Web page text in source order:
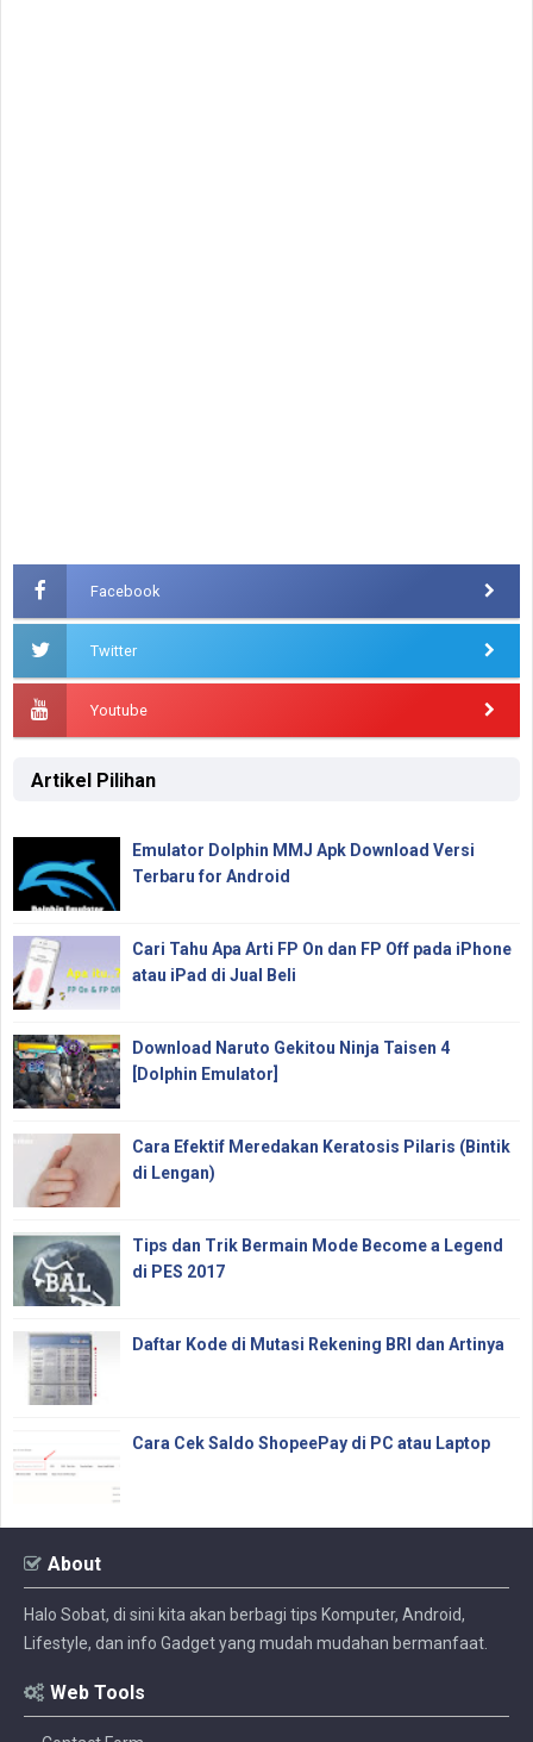
Facebook
Twitter
Youtube
Artikel Pilihan
Emulator Dolphin MMJ Apk Download Versi
Terbaru for Android
Cari Tahu Apa Arti FP On dan FP Off pada iPhone
atau iPad di Jual Beli
Download Naruto Gekitou Ninja Taisen 4
[Dolphin Emulator]
Cara Efektif Meredakan Keratosis Pilaris (Bintik
di Lengan)
Tips dan Trik Bermain Mode Become a Legend
di PES 2017
Daftar Kode di Mutasi Rekening BRI dan Artinya
Cara Cek Saldo ShopeePay di PC atau Laptop
About
Halo Sobat, di sini kita akan berbagi tips Komputer, Android,
Lifestyle, dan info Gadget yang mudah mudahan bermanfaat.
Web Tools